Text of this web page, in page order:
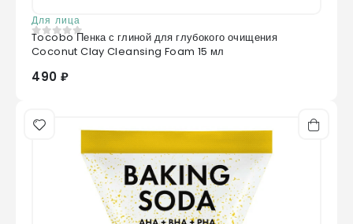
Для лица
0 из 5
Tocobo Пенка с глиной для глубокого очищения
Coconut Clay Cleansing Foam 15 мл
490 ₽